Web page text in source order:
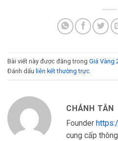
Bài viết này được đăng trong Giá Vàng
Đánh dấu liên kết thường trực
CHÁNH TÂN
Founder
cung cấp